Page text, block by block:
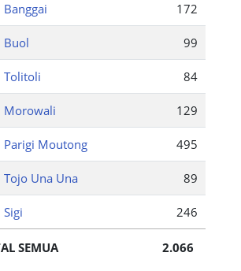
Banggai 172
Buol 99
Tolitoli 84
Morowali 129
Parigi Moutong 495
Tojo Una Una 89
Sigi 246
SEMUA 2.066